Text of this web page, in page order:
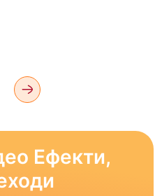
Ефекти,